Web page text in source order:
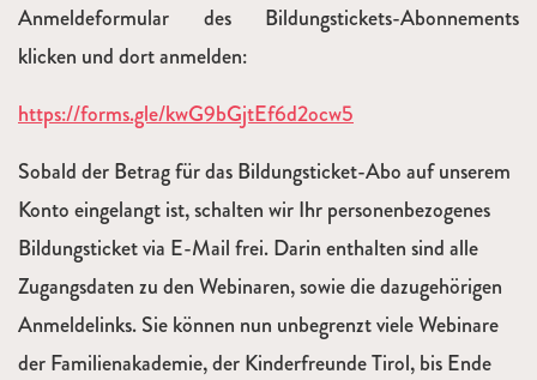
Anmeldeformular des Bildungstickets-Abonnements
klicken und dort anmelden:
https://forms.gle/kwG9bGjtEf6d2ocw5
Sobald der Betrag für das Bildungsticket-Abo auf unserem
Konto eingelangt ist, schalten wir Ihr personenbezogenes
Bildungsticket via E-Mail frei. Darin enthalten sind alle
Zugangsdaten zu den Webinaren, sowie die dazugehörigen
Anmeldelinks. Sie können nun unbegrenzt viele Webinare
der Familienakademie, der Kinderfreunde Tirol, bis Ende